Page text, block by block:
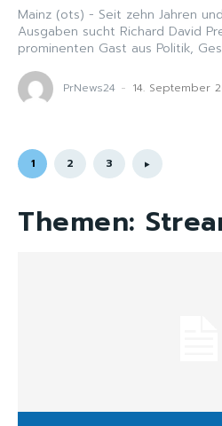
Mainz (ots) - Seit zehn Jahren und in mittlerweile 61
Ausgaben sucht Richard David
prominenten Gast aus Politik,
PrNews24 - 14. September
1 2 3
Themen: